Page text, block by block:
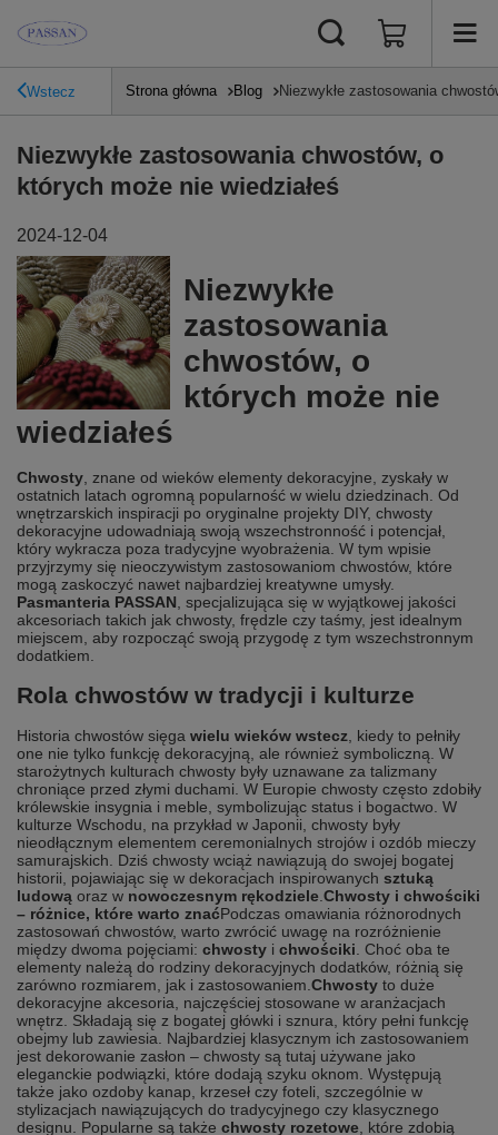
Wstecz Strona główna Blog Niezwykłe zastosowania
Niezwykłe zastosowania chwostów, o
których może nie wiedziałeś
2024-12-04
Niezwykłe
zastosowania
chwostów, o
których może nie
wiedziałeś
Chwosty , znane od wieków elementy dekoracyjne, zyskały w
ostatnich latach ogromną popularność w wielu dziedzinach. Od
wnętrzarskich inspiracji po oryginalne projekty DIY, chwosty
dekoracyjne udowadniają swoją wszechstronność i potencjał,
który wykracza poza tradycyjne wyobrażenia. W tym wpisie
przyjrzymy się nieoczywistym zastosowaniom chwostów, które
mogą zaskoczyć nawet najbardziej kreatywne umysły.
Pasmanteria PASSAN , specjalizująca się w wyjątkowej jakości
akcesoriach takich jak chwosty, frędzle czy taśmy, jest idealnym
miejscem, aby rozpocząć swoją przygodę z tym wszechstronnym
dodatkiem.
Rola chwostów w tradycji i kulturze
Historia chwostów sięga wielu wieków wstecz , kiedy to pełniły
one nie tylko funkcję dekoracyjną, ale również symboliczną. W
starożytnych kulturach chwosty były uznawane za talizmany
chroniące przed złymi duchami. W Europie chwosty często zdobiły
królewskie insygnia i meble, symbolizując status i bogactwo. W
kulturze Wschodu, na przykład w Japonii, chwosty były
nieodłącznym elementem ceremonialnych strojów i ozdób mieczy
samurajskich. Dziś chwosty wciąż nawiązują do swojej bogatej
historii, pojawiając się w dekoracjach inspirowanych sztuką
ludową oraz w nowoczesnym rękodziele Chwosty i chwościki
– różnice, które warto znaćPodczas omawiania różnorodnych
zastosowań chwostów, warto zwrócić uwagę na rozróżnienie
między dwoma pojęciami: chwosty i chwościki . Choć oba te
elementy należą do rodziny dekoracyjnych dodatków, różnią się
zarówno rozmiarem, jak i zastosowaniem. Chwosty to duże
dekoracyjne akcesoria, najczęściej stosowane w aranżacjach
wnętrz. Składają się z bogatej główki i sznura, który pełni funkcję
obejmy lub zawiesia. Najbardziej klasycznym ich zastosowaniem
jest dekorowanie zasłon – chwosty są tutaj używane jako
eleganckie podwiązki, które dodają szyku oknom. Występują
także jako ozdoby kanap, krzeseł czy foteli, szczególnie w
stylizacjach nawiązujących do tradycyjnego czy klasycznego
designu. Popularne są także chwosty rozetowe , które zdobią